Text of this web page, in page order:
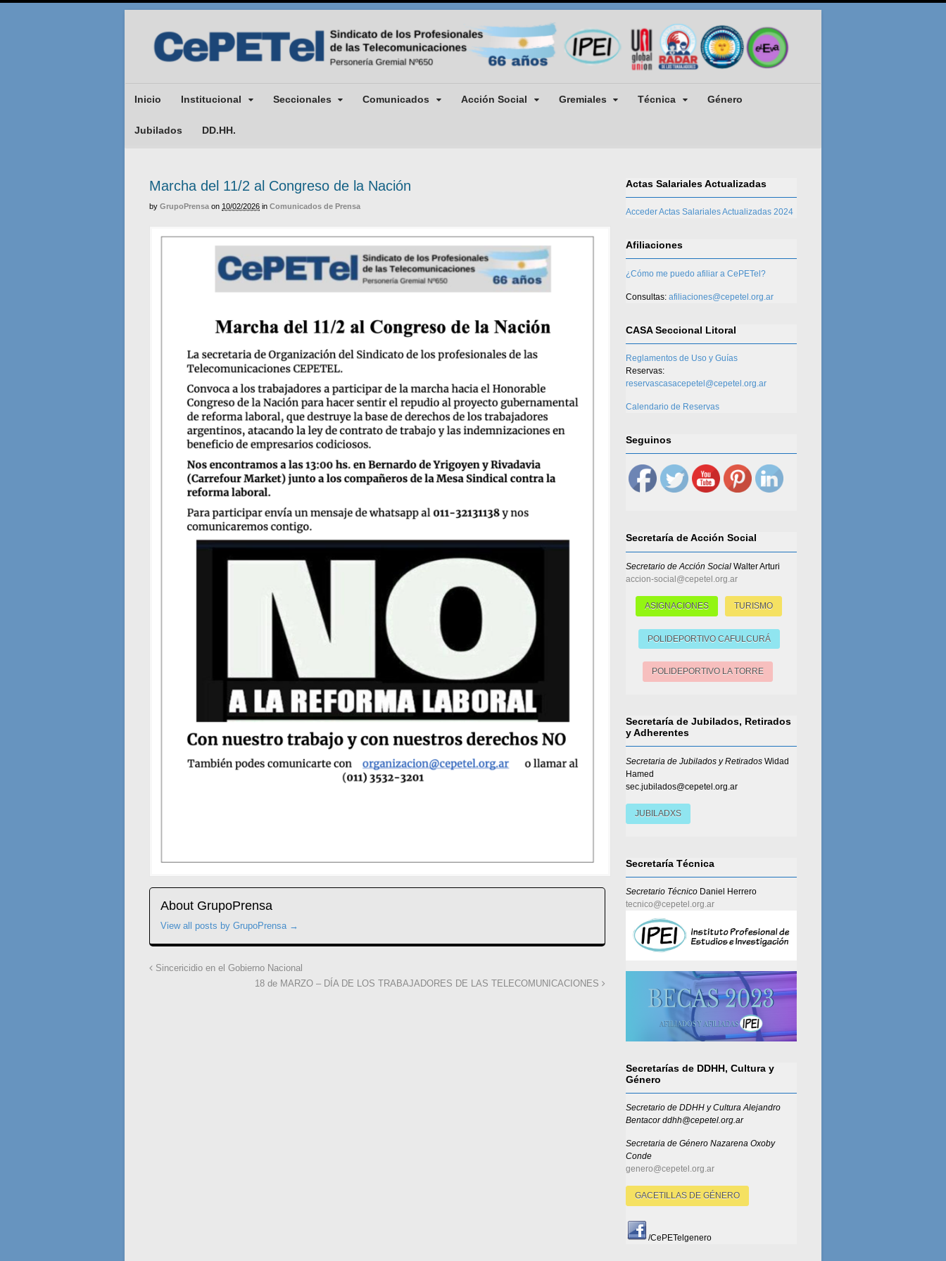
Inicio Institucional Seccionales Comunicados Acción Social Gremiales Técnica Género
Jubilados DD.HH.
Marcha del 11/2 al Congreso de la Nación
by GrupoPrensa on 10/02/2026 in Comunicados de Prensa
About GrupoPrensa
View all posts by GrupoPrensa →
Sincericidio en el Gobierno Nacional
18 de MARZO – DÍA DE LOS TRABAJADORES DE LAS TELECOMUNICACIONES
Actas Salariales Actualizadas
Acceder Actas Salariales Actualizadas 2024
Afiliaciones
¿Cómo me puedo afiliar a CePETel?
Consultas:afiliaciones@cepetel.org.ar
CASA Seccional Litoral
Reglamentos de Uso y Guías
Reservas:
reservascasacepetel@cepetel.org.ar
Calendario de Reservas
Seguinos
Secretaría de Acción Social
Secretario de Acción Social Walter Arturi
accion-social@cepetel.org.ar
ASIGNACIONES TURISMO
POLIDEPORTIVO CAFULCURÁ
POLIDEPORTIVO LA TORRE
Secretaría de Jubilados, Retirados
y Adherentes
Secretaria de Jubilados y Retirados Widad
Hamed
sec.jubilados@cepetel.org.ar
JUBILADXS
Secretaría Técnica
Secretario Técnico Daniel Herrero
tecnico@cepetel.org.ar
Secretarías de DDHH, Cultura y
Género
Secretario de DDHH y Cultura Alejandro
Bentacor ddhh@cepetel.org.ar
Secretaria de GéneroNazarena Oxoby
Conde
genero@cepetel.org.ar
GACETILLAS DE GÉNERO
/CePETelgenero